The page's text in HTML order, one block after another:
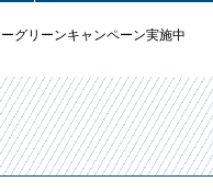
グリーンキャンペーン実施中